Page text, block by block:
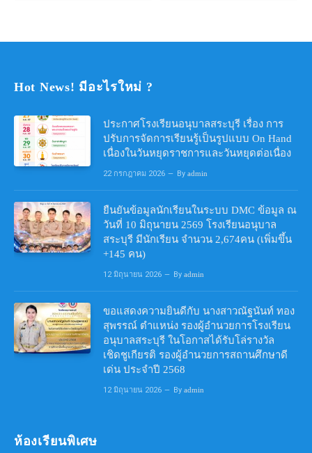
Hot News! มีอะไรใหม่ ?
ประกาศโรงเรียนอนุบาลสระบุรี เรื่อง การ
ปรับการจัดการเรียนรู้เป็นรูปแบบ On Hand
เนื่องในวันหยุดราชการและวันหยุดต่อเนื่อง
22 กรกฎาคม 2026 By admin
ยืนยันข้อมูลนักเรียนในระบบ DMC ข้อมูล ณ
วันที่ 10 มิถุนายน 2569 โรงเรียนอนุบาล
สระบุรี มีนักเรียน จำนวน 2,674คน (เพิ่มขึ้น
+145 คน)
12 มิถุนายน 2026 By admin
ขอแสดงความยินดีกับ นางสาวณัฐนันท์ ทอง
สุพรรณ์ ตำแหน่ง รองผู้อำนวยการโรงเรียน
อนุบาลสระบุรี ในโอกาสได้รับโล่รางวัล
เชิดชูเกียรติ รองผู้อำนวยการสถานศึกษาดี
เด่น ประจำปี 2568
12 มิถุนายน 2026 By admin
ห้องเรียนพิเศษ